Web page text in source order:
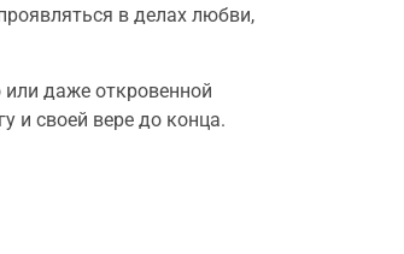
в делах любви,
даже откровенной
и своей вере до конца.